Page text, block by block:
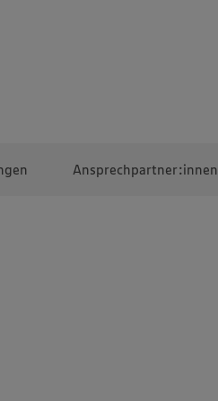
Ansprechpartner:innen